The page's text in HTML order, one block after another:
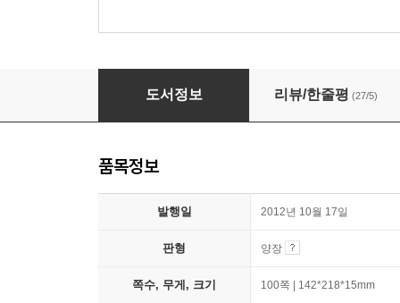
도서정보 리뷰/한줄평 (27/5)
품목정보
발행일 2012년 10월 17일
판형 양장
쪽수, 무게, 크기 100쪽 | 142*218*15mm